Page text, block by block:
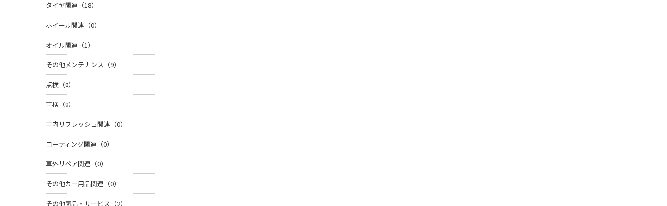
タイヤ関連（18）
ホイール関連（0）
オイル関連（1）
その他メンテナンス（9）
点検（0）
車検（0）
車内リフレッシュ関連（0）
コーティング関連（0）
車外リペア関連（0）
その他カー用品関連（0）
その他商品・サービス（2）